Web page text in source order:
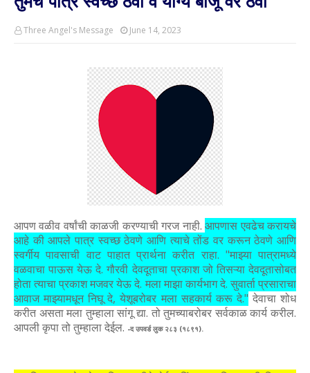
Three Angel's Message June 14, 2023
आपण वळीव वर्षांची काळजी करण्याची गरज नाही.आपणास एवढेच करायचे
आहे की आपले पात्र स्वच्छ ठेवणे आणि त्याचे तोंड वर करून ठेवणे आणि
स्वर्गीय पावसाची वाट पाहात प्रार्थना करीत राहा. "माझ्या पात्रामध्ये
वळवाचा पाऊस येऊ दे. गौरवी देवदूताचा प्रकाश जो तिसऱ्या देवदूतासोबत
होता त्याचा प्रकाश मजवर येऊ दे. मला माझा कार्यभाग दे. सुवार्ता प्रसाराचा
आवाज माझ्यामधून निघू दे, येशूबरोबर मला सहकार्य करू दे." देवाचा शोध
करीत असता मला तुम्हाला सांगू द्या. तो तुमच्याबरोबर सर्वकाळ कार्य करील.
आपली कृपा तो तुम्हाला देईल. -द उपवर्ड लुक २८३ (१८९१).